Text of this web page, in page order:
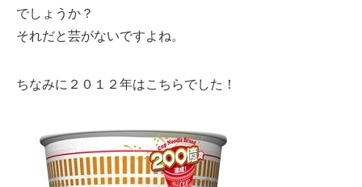
でしょうか？
それだと芸がないですよね。
ちなみに２０１２年はこちらでした！